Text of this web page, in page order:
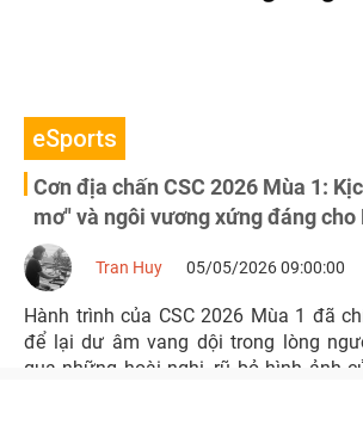
eSports
Cơn địa chấn CSC 2026 Mùa 1:
mơ" và ngôi vương xứng đáng cho
Tran Huy 05/05/2026 09:00:00
Hành trình của CSC 2026 Mùa 1 đã
để lại dư âm vang dội trong lòng
qua những hoài nghi, rũ bỏ hình ảnh